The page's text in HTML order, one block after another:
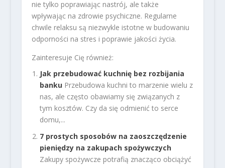
nie tylko poprawiając nastrój, ale także
wpływając na zdrowie psychiczne. Regularne
chwile relaksu są niezwykle istotne w budowaniu
odporności na stres i poprawie jakości życia.
Zainteresuje Cię również:
Jak przebudować kuchnię bez rozbijania
banku Przebudowa kuchni to marzenie wielu z
nas, ale często obawiamy się związanych z
tym kosztów. Czy da się odmienić to serce
domu,...
7 prostych sposobów na zaoszczędzenie
pieniędzy na zakupach spożywczych
Zakupy spożywcze potrafią znacząco obciążyć